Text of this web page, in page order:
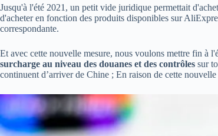
Jusqu'à l'été 2021, un petit vide juridique permettait
d'acheter en fonction des produits disponibles sur
correspondante.
Et avec cette nouvelle mesure, nous voulons mettre fin à
surcharge au niveau des douanes et des contrôles sur
continuent d’arriver de Chine ; En raison de cette